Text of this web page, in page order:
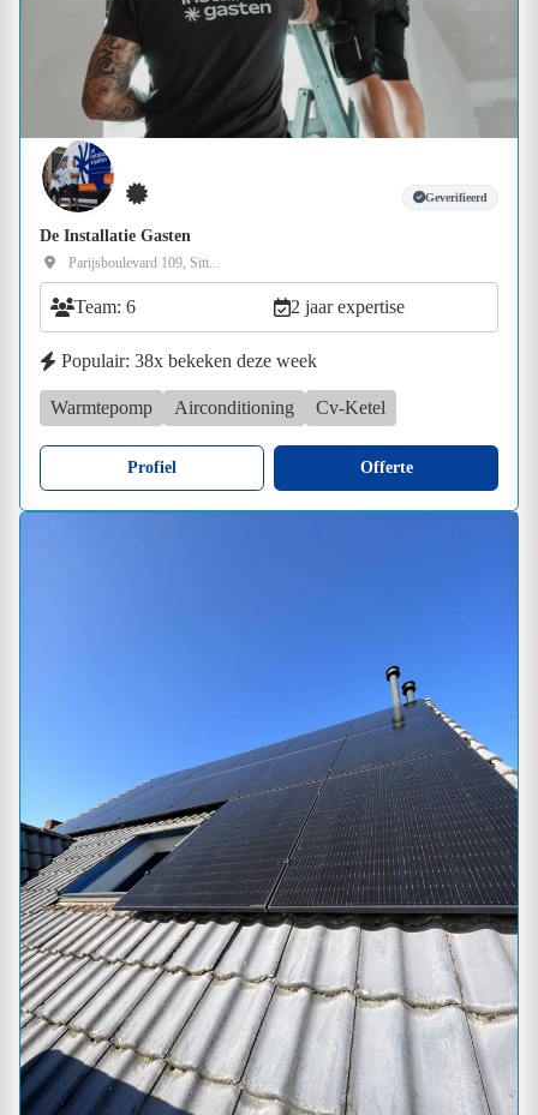
Geverifieerd
De Installatie Gasten
Parijsboulevard 109, Sitt...
Team: 6 2 jaar expertise
Populair: 38x bekeken deze week
Warmtepomp Airconditioning Cv-Ketel
Profiel Offerte